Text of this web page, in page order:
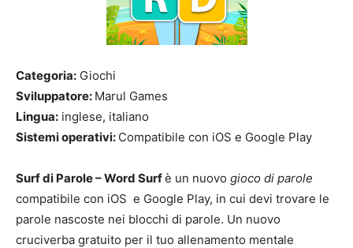
Categoria: Giochi
Sviluppatore: Marul Games
Lingua: inglese, italiano
Sistemi operativi: Compatibile con iOS e Google Play
Surf di Parole – Word Surfè un nuovo gioco di parole
compatibile con iOS e Google Play, in cui devi trovare le
parole nascoste nei blocchi di parole. Un nuovo
cruciverba gratuito per il tuo allenamento mentale